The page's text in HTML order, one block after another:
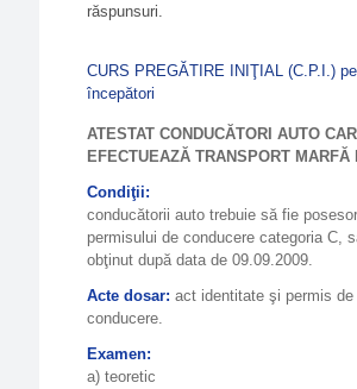
răspunsuri.
CURS PREGĂTIRE INIŢIAL (C.P.I.)
începători
ATESTAT CONDUCĂTORI AUTO
EFECTUEAZĂ TRANSPORT MARFĂ
Condiţii:
conducătorii auto trebuie să fie
permisului de conducere categoria C,
obţinut după data de 09.09.2009.
Acte dosar: act identitate şi permis de
conducere.
Examen:
a) teoretic